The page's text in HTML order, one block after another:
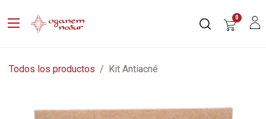
0
Todos los productos Kit Antiacné